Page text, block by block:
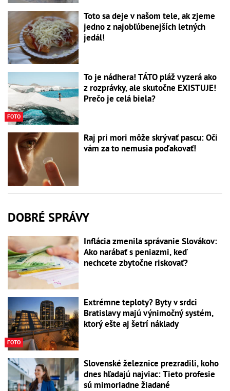
Toto sa deje v našom tele, ak zjeme
jedno z najobľúbenejších letných
jedál!
FOTO
To je nádhera! TÁTO pláž vyzerá ako
z rozprávky, ale skutočne EXISTUJE!
Prečo je celá biela?
Raj pri mori môže skrývať pascu: Oči
vám za to nemusia poďakovať!
DOBRÉ SPRÁVY
Inflácia zmenila správanie Slovákov:
Ako narábať s peniazmi, keď
nechcete zbytočne riskovať?
FOTO
Extrémne teploty? Byty v srdci
Bratislavy majú výnimočný systém,
ktorý ešte aj šetrí náklady
Slovenské železnice prezradili, koho
dnes hľadajú najviac: Tieto profesie
sú mimoriadne žiadané